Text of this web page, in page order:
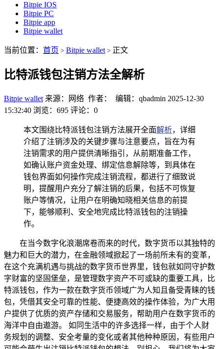
Bitpie IOS
Bitpie PC
Bitpie app
Bitpie wallet
当前位置： 首页 > Bitpie wallet > 正文
比特派钱包注销方法全解析
Bitpie wallet 来源：网络 作者： 编辑：qbadmin 2025-12-30
15:32:40 浏览：695 评论：0
本文围绕比特派钱包注销方法展开全面解析，详细
介绍了注销涉及的关键步骤与注意要点，旨在为有
注销需求的用户提供清晰指引，从前期准备工作，
如确认账户资金处理、绑定信息解除等，到具体在
钱包界面如何操作完成注销流程，都进行了细致说
明，提醒用户充分了解注销的后果，包括不可恢复
账户等情况，让用户在明确知晓相关信息的前提
下，能够顺利、安全地完成比特派钱包的注销操
作。
在当今数字化浪潮席卷而来的时代，数字货币以其独特的
魅力和巨大的潜力，在金融领域掀起了一场前所未有的变革，
在这个充满机遇与挑战的数字货币世界里，钱包就如同守护数
字财富的坚固堡垒，是管理数字资产不可或缺的重要工具，比
特派钱包，作为一款在数字货币领域广为人知且备受青睐的钱
包，凭借其安全可靠的性能、便捷高效的操作体验，为广大用
户提供了优质的资产存储和交易服务，帮助用户在数字货币的
海洋中自由遨游。 如同生活中的许多选择一样，由于个人财
务规划的调整、安全考量的变化或者其他种种原因，有些用户